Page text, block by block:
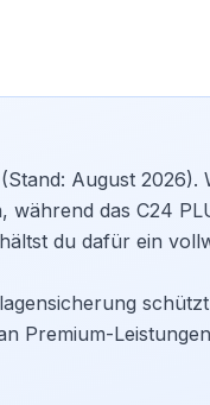
August 2026).
während das C24
du dafür ein
schützt
Premium-